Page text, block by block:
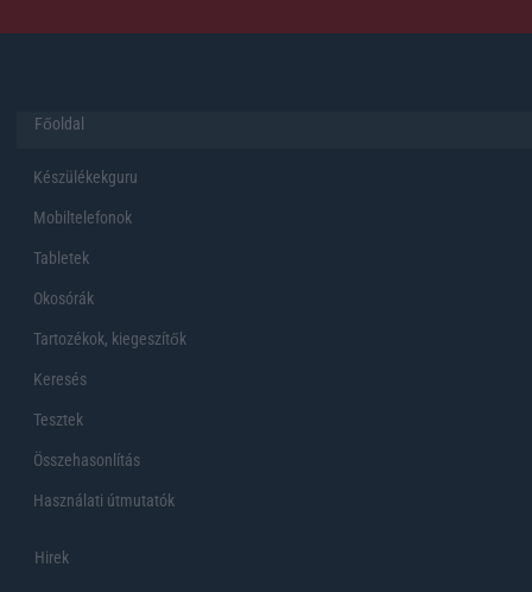
Főoldal
Készülékekguru
Mobiltelefonok
Tabletek
Okosórák
Tartozékok, kiegeszítők
Keresés
Tesztek
Összehasonlítás
Használati útmutatók
Hirek